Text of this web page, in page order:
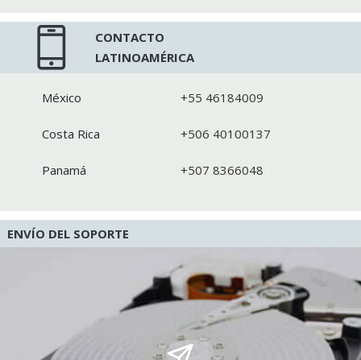
CONTACTO
LATINOAMÉRICA
México +55 46184009
Costa Rica +506 40100137
Panamá +507 8366048
ENVÍO DEL SOPORTE